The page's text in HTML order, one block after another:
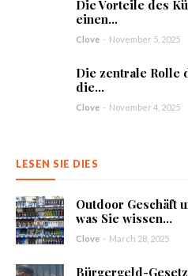
Die Vorteile des
einen...
Clove - November 5, 2025
Die zentrale Rolle
die...
Clove - November 4, 2025
LESEN SIE DIES
Outdoor Geschäft
was Sie wissen...
Clove - March 28, 2025
Bürgergeld-